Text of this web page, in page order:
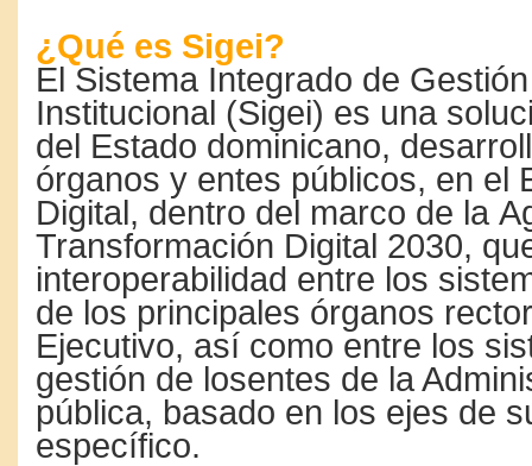
¿Qué es Sigei?
El Sistema Integrado de Gestión
Institucional (Sigei) es una
del Estado dominicano,
órganos y entes públicos, en el
Digital, dentro del marco de la
Transformación Digital 2030,
interoperabilidad entre los
de los principales órganos
Ejecutivo, así como entre los
gestión de losentes de la
pública, basado en los ejes de
específico.